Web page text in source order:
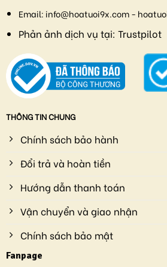
Email: info@hoatuoi9x.com -
Phản ảnh dịch vụ tại: Trustpilot
THÔNG TIN CHUNG
Chính sách bảo hành
Đổi trả và hoàn tiền
Hướng dẫn thanh toán
Vận chuyển và giao nhận
Chính sách bảo mật
Fanpage